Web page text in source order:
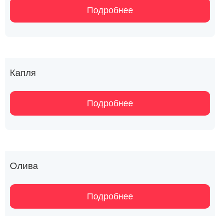
Подробнее
Капля
Подробнее
Олива
Подробнее